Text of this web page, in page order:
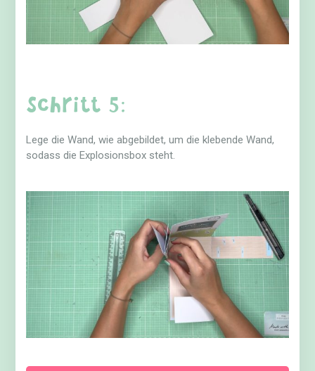
Schritt 5:
Lege die Wand, wie abgebildet, um die klebende Wand,
sodass die Explosionsbox steht.